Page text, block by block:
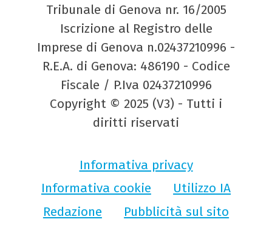
Tribunale di Genova nr. 16/2005
Iscrizione al Registro delle
Imprese di Genova n.02437210996 -
R.E.A. di Genova: 486190 - Codice
Fiscale / P.Iva 02437210996
Copyright © 2025 (V3) - Tutti i
diritti riservati
Informativa privacy
Informativa cookie
Utilizzo IA
Redazione
Pubblicità sul sito